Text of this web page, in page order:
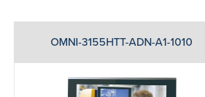
OMNI-3155HTT-ADN-A1-1010